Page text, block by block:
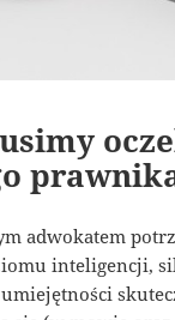
adwokatem
inteligencji,